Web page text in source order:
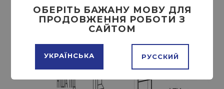
ОБЕРІТЬ БАЖАНУ МОВУ ДЛЯ
ПРОДОВЖЕННЯ РОБОТИ З
САЙТОМ
УКРАЇНСЬКА РУССКИЙ